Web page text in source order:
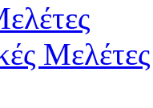
Μελέτες